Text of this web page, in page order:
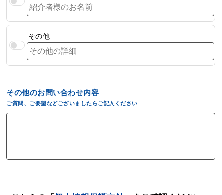
その他
その他のお問い合わせ内容
ご質問、ご要望などございましたらご記入ください